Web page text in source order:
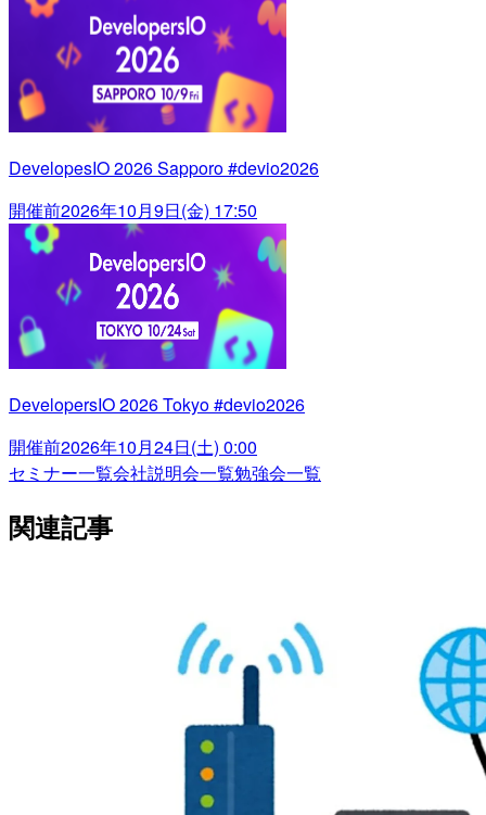
DevelopesIO 2026 Sapporo #devio2026
開催前2026年10月9日(金) 17:50
DevelopersIO 2026 Tokyo #devio2026
開催前2026年10月24日(土) 0:00
セミナー一覧会社説明会一覧勉強会一覧
関連記事